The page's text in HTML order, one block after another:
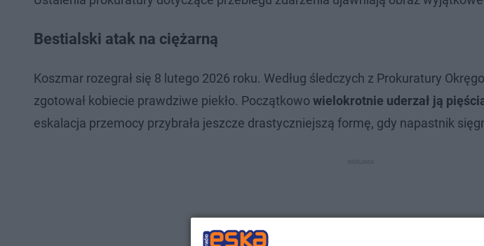
Bestialski atak na ciężarną
Koszmar rozegrał się 8 lutego 2026 roku. Według śledczych z Prokuratury
zgotował kobiecie prawdziwe piekło. Początkowo wielokrotnie uderzał ją
eskalacja przemocy przybrała jeszcze drastyczniejszą formę, gdy napastnik